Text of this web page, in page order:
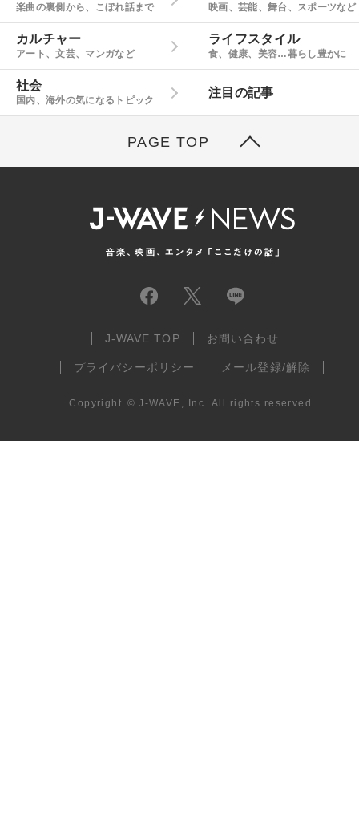
楽曲の裏側から、こぼれ話まで 映画、芸能、舞台、スポーツなど
カルチャー
アート、文芸、マンガなど
ライフスタイル
食、健康、美容…暮らし豊かに
社会
国内、海外の気になるトピック
注目の記事
PAGE TOP
J-WAVE TOP お問い合わせ
プライバシーポリシー メール登録/解除
Copyright © J-WAVE, Inc. All rights reserved.